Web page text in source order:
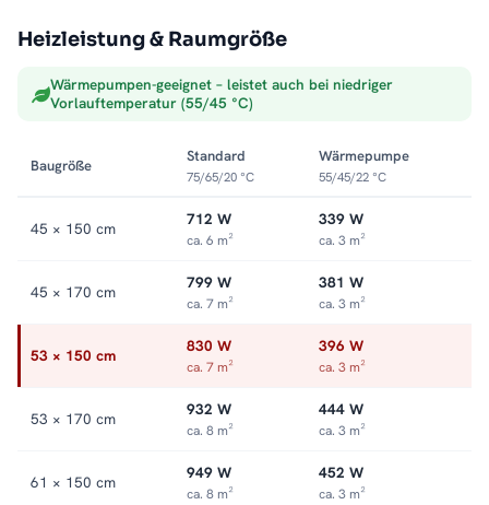
Warme Handtücher griffbereit
Mit den flexiblen Haltern hält der SOLARAHandtuchheizkörper
Ihre Handtücher warm und griffbereit. So verbinden Sie wohlige
Passende Varianten, Zubehör & Service
,Montageservice
Heizleistung & Raumgröße
Wärmepumpen-geeignet – leistet auch bei niedriger
Vorlauftemperatur (55/45 °C)
Baugröße
Standard
75/65/20 °C
Wärmepumpe
55/45/22 °C
45 × 150 cm 712 W
ca. 6 m²
339 W
ca. 3 m²
45 × 170 cm 799 W
ca. 7 m²
381 W
ca. 3 m²
53 × 150 cm 830 W
ca. 7 m²
396 W
ca. 3 m²
53 × 170 cm 932 W
ca. 8 m²
444 W
ca. 3 m²
61 × 150 cm 949 W
ca. 8 m²
452 W
ca. 3 m²